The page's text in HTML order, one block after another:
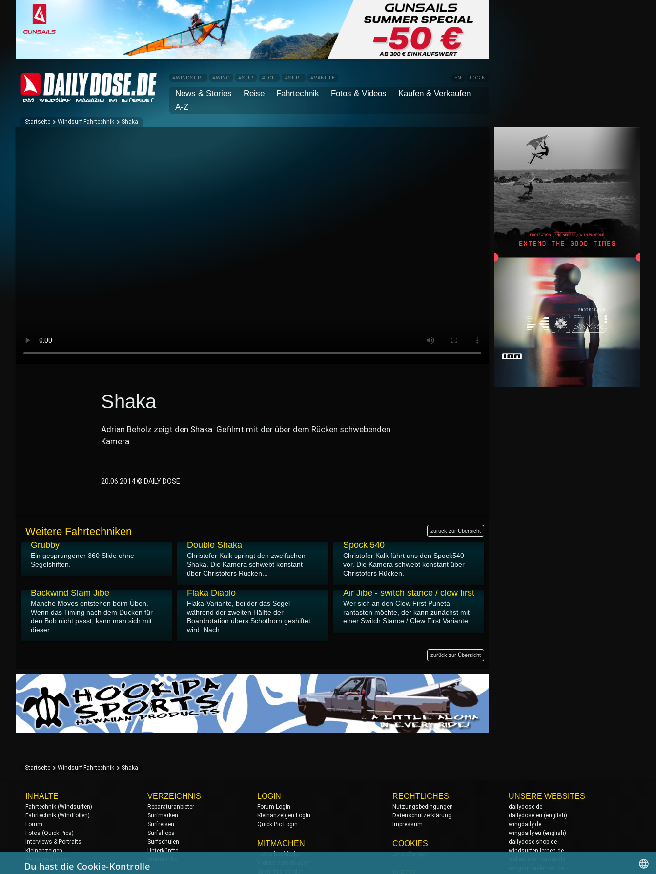
#WINDSURF #WING #SUP #FOIL #SURF #VANLIFE EN LOGIN
News & Stories Reise Fahrtechnik Fotos & Videos
Kaufen & Verkaufen
A-Z
Startseite Windsurf-Fahrtechnik Shaka
Shaka
Adrian Beholz zeigt den Shaka. Gefilmt mit der über dem Rücken schwebenden
Kamera.
20.06.2014 © DAILY DOSE
Weitere Fahrtechniken zurück zur Übersicht
24.07.2014
Grubby
Ein gesprungener 360 Slide ohne
Segelshiften.
Double Shaka
Christofer Kalk springt den zweifachen
Shaka. Die Kamera schwebt konstant
über Christofers Rücken...
Spock 540
Christofer Kalk führt uns den Spock540
vor. Die Kamera schwebt konstant über
Christofers Rücken.
Backwind Slam Jibe
Manche Moves entstehen beim Üben.
Wenn das Timing nach dem Ducken für
den Bob nicht passt, kann man sich mit
dieser...
Flaka Diablo
Flaka-Variante, bei der das Segel
während der zweiten Hälfte der
Boardrotation übers Schothorn geshiftet
wird. Nach...
Air Jibe - switch stance / clew first
Wer sich an den Clew First Puneta
rantasten möchte, der kann zunächst mit
einer Switch Stance / Clew First Variante...
zurück zur Übersicht
Startseite Windsurf-Fahrtechnik Shaka
INHALTE
Fahrtechnik (Windsurfen)
Fahrtechnik (Windfoilen)
Forum
Fotos (Quick Pics)
Interviews & Portraits
Kleinanzeigen
Regatten & Events
VERZEICHNIS
Reparaturanbieter
Surfmarken
Surfreisen
Surfshops
Surfschulen
Unterkünfte
LOGIN
Forum Login
Kleinanzeigen Login
Quick Pic Login
MITMACHEN
Fotos hochladen
RECHTLICHES
Nutzungsbedingungen
Datenschutzerklärung
Impressum
COOKIES
Einstellungen
UNSERE WEBSITES
dailydose.de
dailydose.eu (english)
wingdaily.de
wingdaily.eu (english)
dailydose-shop.de
windsurfen-lernen.de
Du hast die Cookie-Kontrolle